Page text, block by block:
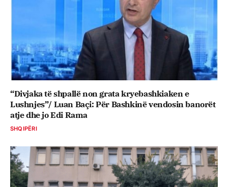
“Divjaka të shpallë non grata kryebashkiaken e
Lushnjes”/ Luan Baçi: Për Bashkinë vendosin banorët
atje dhe jo Edi Rama
SHQIPËRI